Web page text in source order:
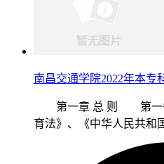
南昌交通学院2022年本专
第一章 总 则 第一条
育法》、《中华人民共和